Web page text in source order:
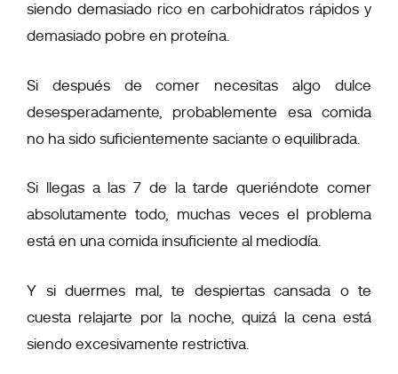
siendo demasiado rico en carbohidratos rápidos y
demasiado pobre en proteína.
Si después de comer necesitas algo dulce
desesperadamente, probablemente esa comida
no ha sido suficientemente saciante o equilibrada.
Si llegas a las 7 de la tarde queriéndote comer
absolutamente todo, muchas veces el problema
está en una comida insuficiente al mediodía.
Y si duermes mal, te despiertas cansada o te
cuesta relajarte por la noche, quizá la cena está
siendo excesivamente restrictiva.